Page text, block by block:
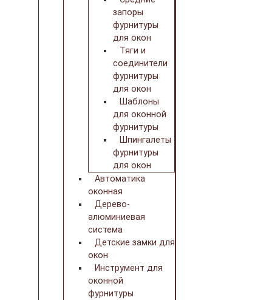
запоры
фурнитуры
для окон
Тяги и
соединители
фурнитуры
для окон
Шаблоны
для оконной
фурнитуры
Шпингалеты
фурнитуры
для окон
Автоматика
оконная
Дерево-
алюминиевая
система
Детские замки для
окон
Инструмент для
оконной
фурнитуры